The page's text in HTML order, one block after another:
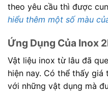
theo yêu cầu thì được
hiểu thêm một số màu
Ứng Dụng Của Inox
Vật liệu inox từ lâu đã
hiện nay. Có thể thấy
với những vật dụng mà